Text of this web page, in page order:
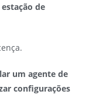
estação de
um agente de
configurações